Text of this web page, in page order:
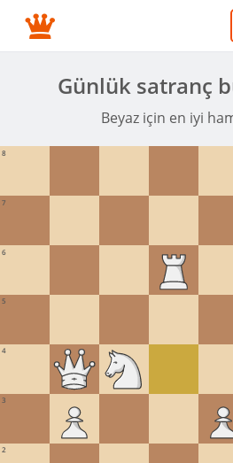
Günlük satranç
Beyaz için en iyi
8
7
6
5
4
3
2